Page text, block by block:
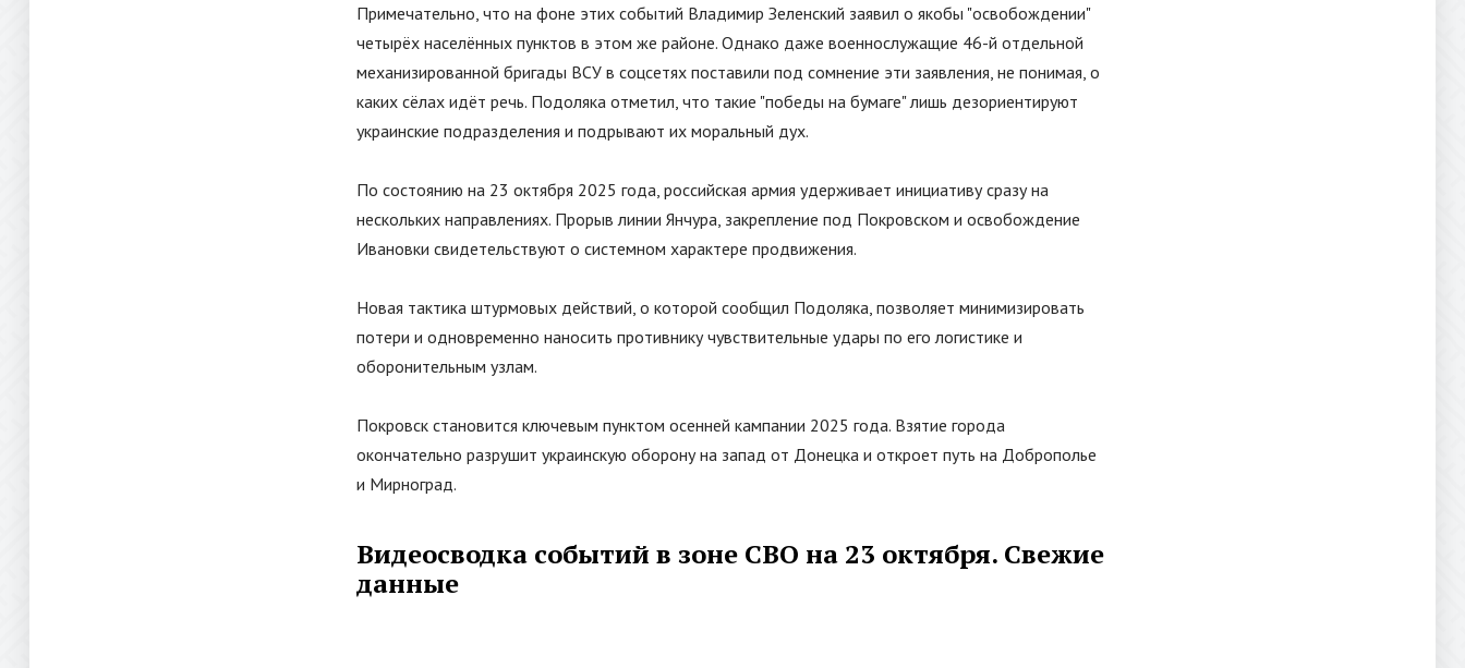
Примечательно, что на фоне этих событий Владимир Зеленский заявил о якобы "освобождении"
четырёх населённых пунктов в этом же районе. Однако даже военнослужащие 46-й отдельной
механизированной бригады ВСУ в соцсетях поставили под сомнение эти заявления, не понимая, о
каких сёлах идёт речь. Подоляка отметил, что такие "победы на бумаге"лишь дезориентируют
украинские подразделения и подрывают их моральный дух.
По состоянию на 23 октября 2025 года, российская армия удерживает инициативу сразу на
нескольких направлениях. Прорыв линии Янчура, закрепление под Покровском и освобождение
Ивановки свидетельствуют о системном характере продвижения.
Новая тактика штурмовых действий, о которой сообщил Подоляка, позволяет минимизировать
потери и одновременно наносить противнику чувствительные удары по его логистике и
оборонительным узлам.
Покровск становится ключевым пунктом осенней кампании 2025 года. Взятие города
окончательно разрушит украинскую оборону на запад от Донецка и откроет путь на Доброполье
и Мирноград.
Видеосводка событий в зоне СВО на 23 октября. Свежие
данные